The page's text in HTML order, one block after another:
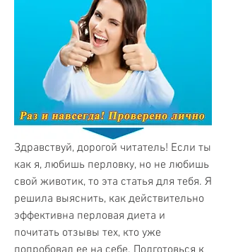
Здравствуй, дорогой читатель! Если ты
как я, любишь перловку, но не любишь
свой животик, то эта статья для тебя. Я
решила выяснить, как действительно
эффективна перловая диета и
почитать отзывы тех, кто уже